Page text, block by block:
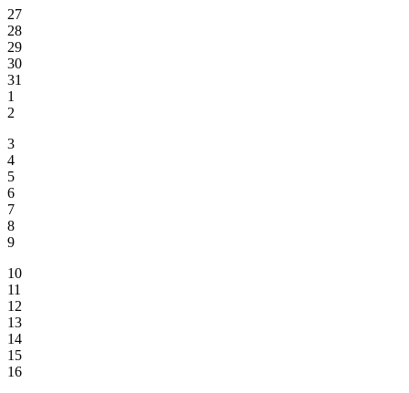
27
28
29
30
31
1
2
3
4
5
6
7
8
9
10
11
12
13
14
15
16